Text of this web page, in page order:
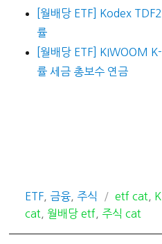
[월배당 ETF] Kodex
률
[월배당 ETF] KIWOOM
률 세금 총보수 연금
카
테
ETF 금융 주식
태
그
etf cat
cat
월배당 etf 주식 cat